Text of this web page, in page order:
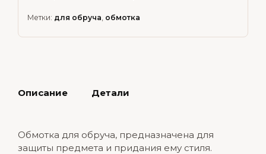
Метки: для обруча, обмотка
Описание Детали
Обмотка для обруча, предназначена для
защиты предмета и придания ему стиля.